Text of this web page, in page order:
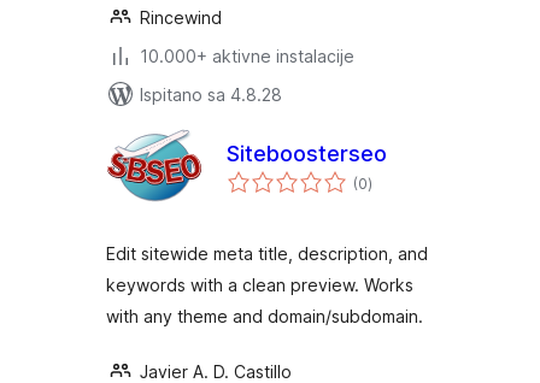
Rincewind
10.000+ aktivne instalacije
Ispitano sa 4.8.28
Siteboosterseo
(0ukupna
ocijena
)
Edit sitewide meta title, description, and
keywords with a clean preview. Works
with any theme and domain/subdomain.
Javier A. D. Castillo